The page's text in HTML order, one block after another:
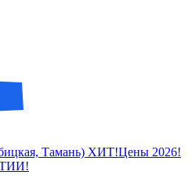
Тамань) ХИТ!Цены 2026!